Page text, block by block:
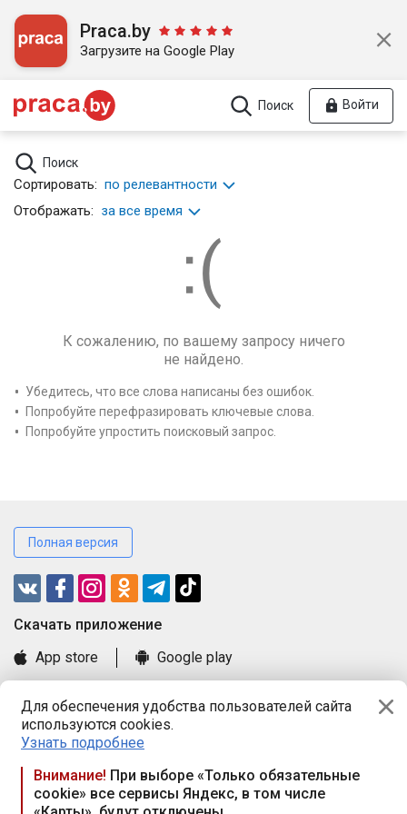
Для обеспечения удобства пользователей сайта
используются cookies.
Узнать подробнее
Внимание! При выборе «Только обязательные
cookie» все сервисы Яндекс, в том числе
Praca.by
Загрузите на Google Play
Поиск Войти
Поиск
Сортировать: по релевантности
Отображать: за все время
К сожалению, по вашему запросу ничего
не найдено.
Убедитесь, что все слова написаны без ошибок.
Попробуйте перефразировать ключевые слова.
Попробуйте упростить поисковый запрос.
Полная версия
Cкачать приложение
App store
Google play
Книга замечаний и предложений
Правила и документы
Praca.by © 2000—2026, ООО «ПРАЦА БАЙ»
Республика Беларусь, 220114, г. Минск, пр-т Независимости
117а, пом. № 9.